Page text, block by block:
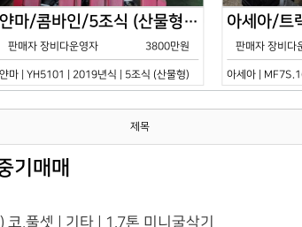
얀마/콤바인/5조식 (산물형)/YH5101/2019년식
판매자 장비다운영자 3800만원
얀마 | YH5101 | 2019년식 | 5조식 (산물형)
판매자 장비다
아세아 |
제목
기매매
,풀셋 | 기타 | 1.7톤 미니굴삭기